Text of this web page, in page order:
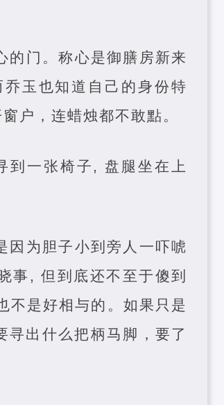
的门。称心是御膳房新来
玉也知道自己的身份特
户，连蜡烛都不敢點。
到一张椅子, 盘腿坐在上
因为胆子小到旁人一吓唬
事, 但到底还不至于傻到
不是好相与的。如果只是
出什么把柄马脚，要了